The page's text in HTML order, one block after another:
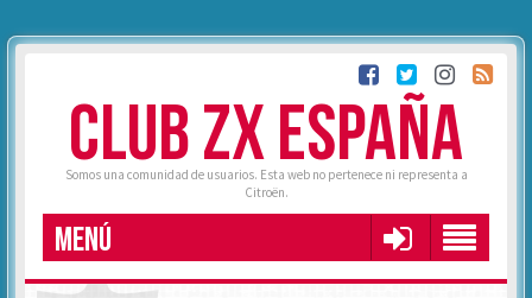
CLUB ZX ESPAÑA
Somos una comunidad de usuarios. Esta web no pertenece ni representa a
Citroën.
MENÚ